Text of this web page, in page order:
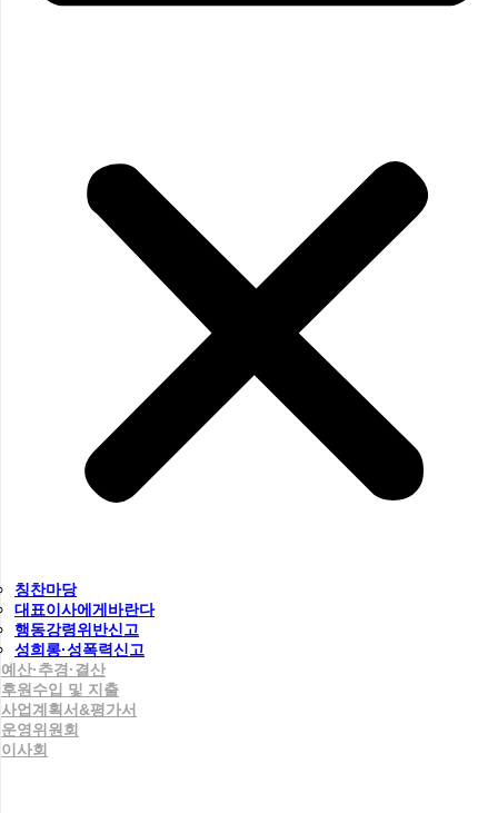
칭찬마당
대표이사에게바란다
행동강령위반신고
성희롱·성폭력신고
예산·추경·결산
후원수입 및 지출
사업계획서&평가서
운영위원회
이사회